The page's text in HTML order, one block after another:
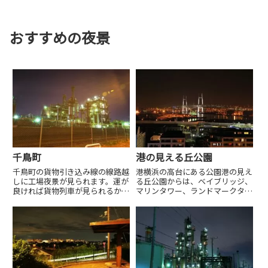
おすすめの夜景
千鳥町
千鳥町の貨物引き込み線の線路越
しに工場夜景が見られます。運が
良ければ貨物列車が見られるかも
港の見える丘公園
港横浜の高台にある公園港の見え
る丘公園からは、ベイブリッジ、
マリンタワー、ランドマークタワ
眺めることができます。